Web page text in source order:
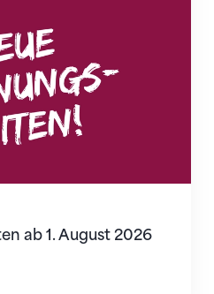
ab 1. August 2026